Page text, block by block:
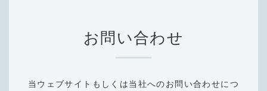
お問い合わせ
当ウェブサイトもしくは当社へのお問い合わせにつ